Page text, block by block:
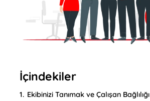
İçindekiler
1. Ekibinizi Tanımak ve Çalışan Bağlılığı